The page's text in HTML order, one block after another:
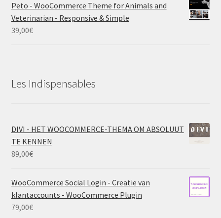
Peto - WooCommerce Theme for Animals and
Veterinarian - Responsive & Simple
39,00€
Les Indispensables
DIVI - HET WOOCOMMERCE-THEMA OM ABSOLUUT
TE KENNEN
89,00€
WooCommerce Social Login - Creatie van
klantaccounts - WooCommerce Plugin
79,00€